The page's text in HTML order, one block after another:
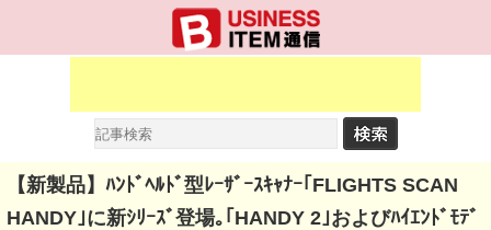
【新製品】ﾊﾝﾄﾞﾍﾙﾄﾞ型ﾚｰｻﾞｰｽｷｬﾅｰ｢FLIGHTS SCAN
HANDY｣に新ｼﾘｰｽﾞ登場｡｢HANDY 2｣およびﾊｲｴﾝﾄﾞﾓﾃﾞ